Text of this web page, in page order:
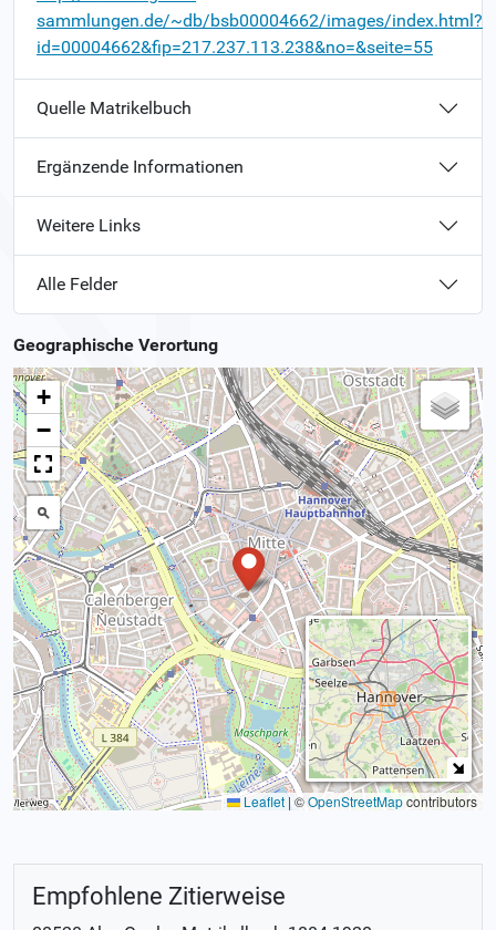
sammlungen.de/~db/bsb00004662/images/index.html?
id=00004662&fip=217.237.113.238&no=&seite=55
Quelle Matrikelbuch
Ergänzende Informationen
Weitere Links
Alle Felder
Geographische Verortung
+
−
Leaflet | ©OpenStreetMapcontributors
Empfohlene Zitierweise